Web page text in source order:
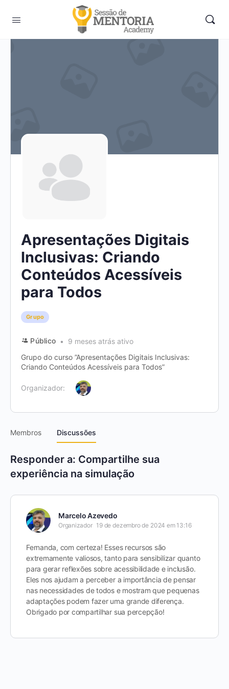
Apresentações Digitais
Inclusivas: Criando
Conteúdos Acessíveis
para Todos
Grupo
Público
9 meses atrás ativo
Grupo do curso ”Apresentações Digitais Inclusivas:
Criando Conteúdos Acessíveis para Todos”
Organizador:
Membros Discussões
Responder a: Compartilhe sua
experiência na simulação
Marcelo Azevedo
Organizador 19 de dezembro de 2024 em 13:16
Fernanda, com certeza! Esses recursos são
extremamente valiosos, tanto para sensibilizar quanto
para gerar reflexões sobre acessibilidade e inclusão.
Eles nos ajudam a perceber a importância de pensar
nas necessidades de todos e mostram que pequenas
adaptações podem fazer uma grande diferença.
Obrigado por compartilhar sua percepção!